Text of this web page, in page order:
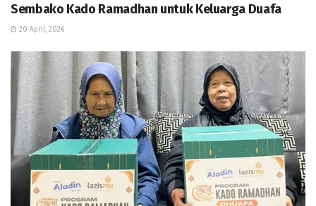
Sembako Kado Ramadhan untuk Keluarga Duafa
20 April, 2026